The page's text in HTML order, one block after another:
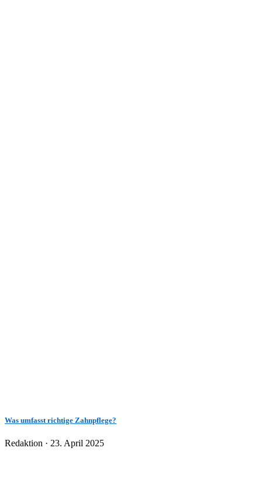
Was umfasst richtige Zahnpflege?
Redaktion · Veröffentlicht
23. April 2025